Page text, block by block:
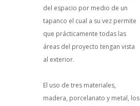
del espacio por medio de un
tapanco el cual a su vez permite
que prácticamente todas las
áreas del proyecto tengan vista
al exterior.
El uso de tres materiales,
madera, porcelanato y metal, los